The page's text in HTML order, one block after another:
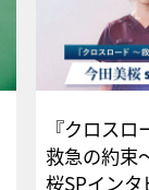
『クロス
救急の約束
桜SPイ